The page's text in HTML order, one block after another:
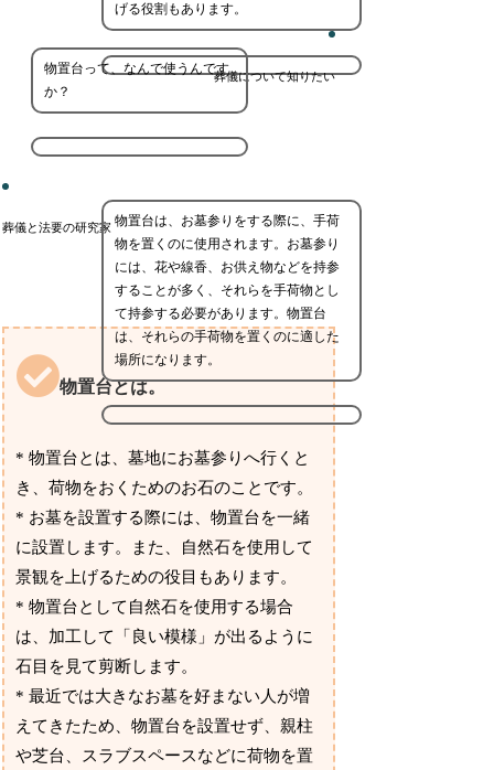
げる役割もあります。
葬儀について知りたい
物置台って、なんで使うんです
か？
葬儀と法要の研究家 物置台は、お墓参りをする際に、手荷
物を置くのに使用されます。お墓参り
には、花や線香、お供え物などを持参
することが多く、それらを手荷物とし
て持参する必要があります。物置台
は、それらの手荷物を置くのに適した
場所になります。
物置台とは。
* 物置台とは、墓地にお墓参りへ行くと
き、荷物をおくためのお石のことです。
* お墓を設置する際には、物置台を一緒
に設置します。また、自然石を使用して
景観を上げるための役目もあります。
* 物置台として自然石を使用する場合
は、加工して「良い模様」が出るように
石目を見て剪断します。
* 最近では大きなお墓を好まない人が増
えてきたため、物置台を設置せず、親柱
や芝台、スラブスペースなどに荷物を置